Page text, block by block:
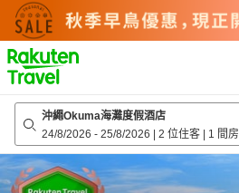
to
top
page
沖繩Okuma海灘度假酒店
24/8/2026 - 25/8/2026 | 2 位住客 | 1 間房